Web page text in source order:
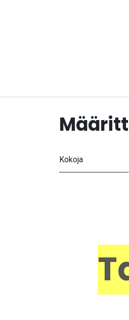
Kokoja